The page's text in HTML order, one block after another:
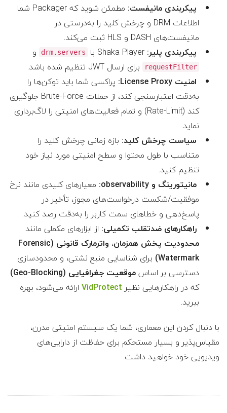
پیکربندی مانیفست:
مطمئن شوید که Packager شما
اطلاعات DRM و چرخش کلید را به‌درستی در
مانیفست‌های DASH و HLS ثبت می‌کند.
پیکربندی پلیر:
drm.servers و
requestFilter
برای ارسال JWT تنظیم شده باشد.
امنیت License Proxy:
پراکسی شما باید توکن‌ها را
به‌دقت اعتبارسنجی کند، از حملات Brute-Force جلوگیری
کند (Rate-Limit) و تمام فعالیت‌های امنیتی را لاگ‌برداری
نماید.
سیاست چرخش کلید: بازه زمانی چرخش کلید را
متناسب با طول محتوا و سطح امنیتی مورد نیاز خود
تنظیم کنید.
مانیتورینگ و observability:
معیارهای کلیدی مانند نرخ
موفقیت/شکست درخواست‌های مجوز، تأخیر در
پاسخ‌دهی و خطاهای سمت کاربر را به‌دقت رصد کنید.
راهکارهای ضدتقلب تکمیلی: از ابزارهای مکملی مانند
محدودیت پخش همزمان،
واترمارک قانونی (Forensic
Watermark) برای شناسایی منبع نشتی، و محدودسازی
دسترسی بر اساسموقعیت جغرافیایی (Geo-Blocking)
که در راهکارهایی نظیر VidProtect ارائه می‌شود، بهره
ببرید.
با دنبال کردن این معماری، شما یک سیستم امنیتی مدرن،
مقیاس‌پذیر و بسیار مستحکم برای حفاظت از دارایی‌های
ویدیویی خود خواهید داشت.